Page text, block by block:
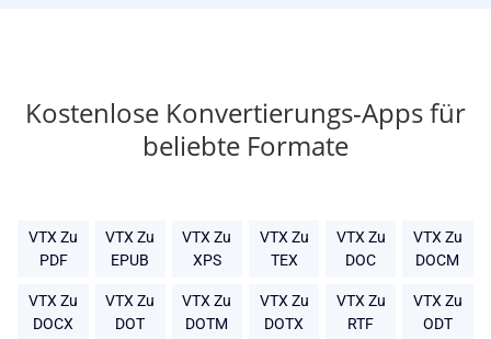
Kostenlose Konvertierungs-Apps für
beliebte Formate
VTX Zu
PDF
VTX Zu
EPUB
VTX Zu
XPS
VTX Zu
TEX
VTX Zu
DOC
VTX Zu
DOCM
VTX Zu
DOCX
VTX Zu
DOT
VTX Zu
DOTM
VTX Zu
DOTX
VTX Zu
RTF
VTX Zu
ODT